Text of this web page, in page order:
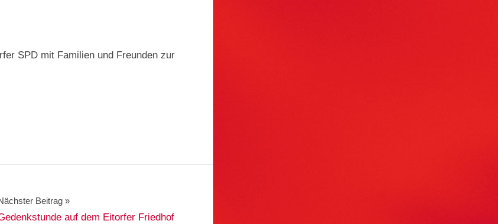
SPD mit Familien und Freunden zur
Beitrag
auf dem Eitorfer Friedhof